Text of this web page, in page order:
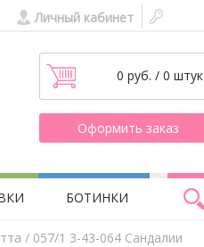
Личный кабинет
0 руб. / 0 штук
Оформить заказ
БОТИНКИ
/ 057/1 3-43-064 Сандалии